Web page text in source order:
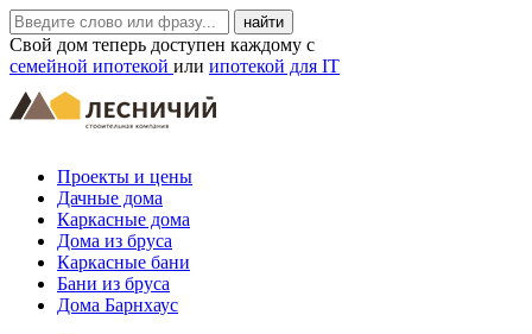
Свой дом теперь доступен каждому с
семейной ипотекой или ипотекой для IT
Проекты и цены
Дачные дома
Каркасные дома
Дома из бруса
Каркасные бани
Бани из бруса
Дома Барнхаус